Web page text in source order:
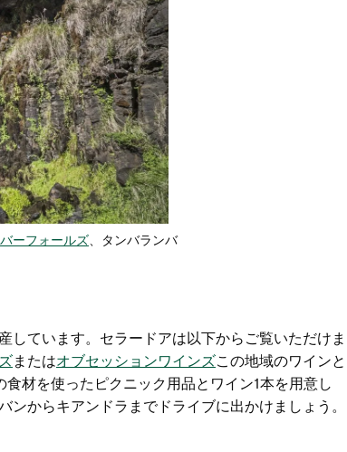
ーフォールズ、タンバランバ
しています。セラードアは以下からご覧いただけま
またはオブセッションワインズこの地域のワインと
食材を使ったピクニック用品とワイン1本を用意し
からキアンドラまでドライブに出かけましょう。